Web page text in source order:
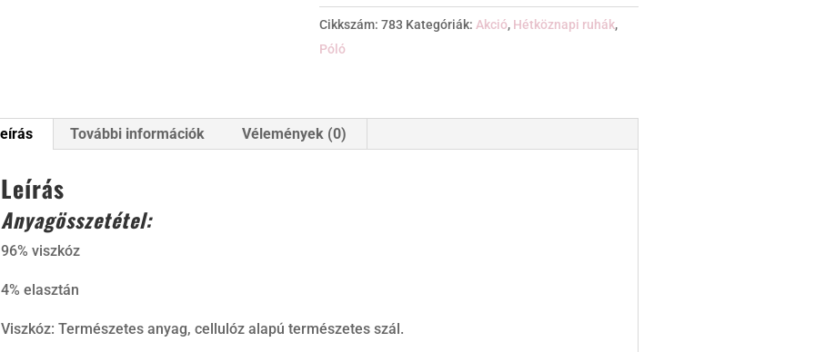
Cikkszám: 783 Kategóriák: Akció, Hétköznapi ruhák,
Póló
További információk Vélemények (0)
Leírás
Anyagösszetétel:
96% viszkóz
4% elasztán
Viszkóz: Természetes anyag, cellulóz alapú természetes szál.